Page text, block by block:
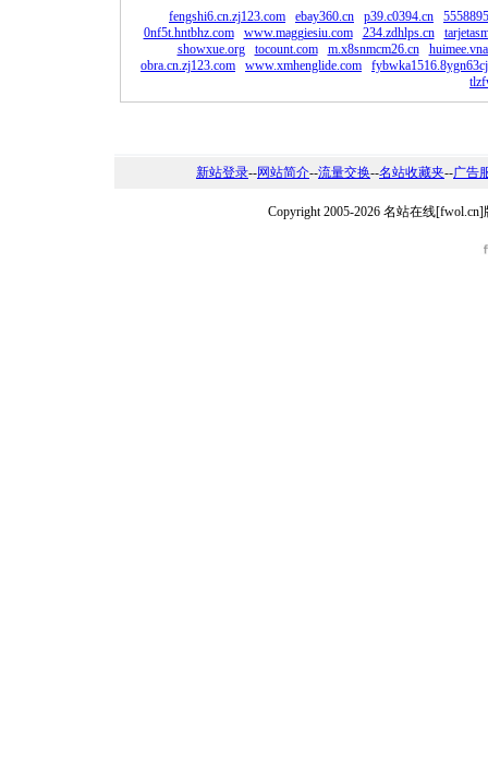
fengshi6.cn.zj123.com ebay360.cn p39.c0394.cn
0nf5t.hntbhz.com
www.maggiesiu.com 234.zdhlps.cn
showxue.org
tocount.com m.x8snmcm26.cn
obra.cn.zj123.com
www.xmhenglide.com
新站登录--网站简介--流量交换--名站收藏夹--广告
Copyright 2005-2026 名站在线